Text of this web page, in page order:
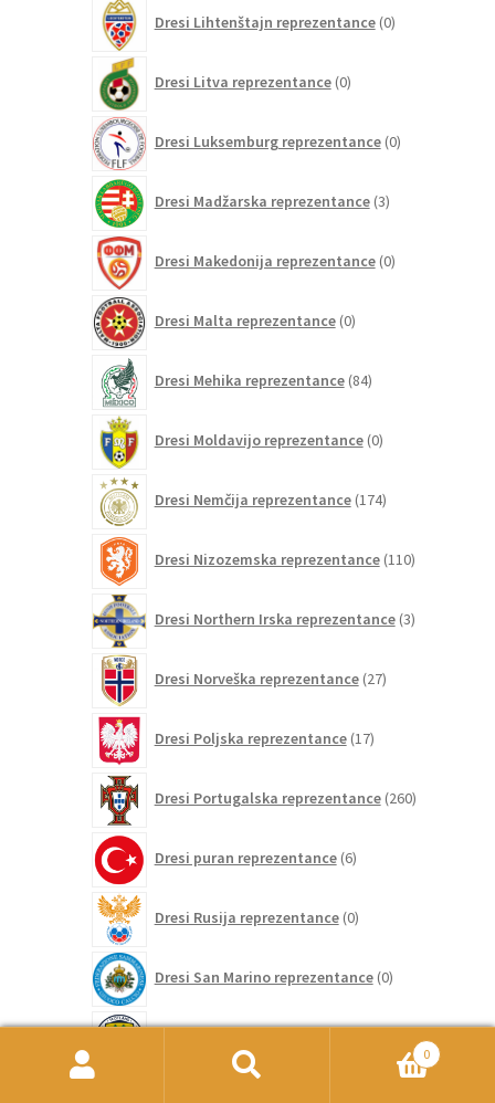
Dresi Lihtenštajn reprezentance 0izdelkov
Dresi Litva reprezentance 0izdelkov
Dresi Luksemburg reprezentance 0izdelkov
Dresi Madžarska reprezentance 3izdelki
Dresi Makedonija reprezentance 0izdelkov
Dresi Malta reprezentance 0izdelkov
Dresi Mehika reprezentance 84izdelkov
Dresi Moldavijo reprezentance 0izdelkov
Dresi Nemčija reprezentance 174izdelkov
Dresi Nizozemska reprezentance 110izdelkov
Dresi Northern Irska reprezentance 3izdelki
Dresi Norveška reprezentance 27izdelkov
Dresi Poljska reprezentance 17izdelkov
Dresi Portugalska reprezentance 260izdelkov
Dresi puran reprezentance 6izdelkov
Dresi Rusija reprezentance 0izdelkov
Dresi San Marino reprezentance 0izdelkov
9
izdelkov0